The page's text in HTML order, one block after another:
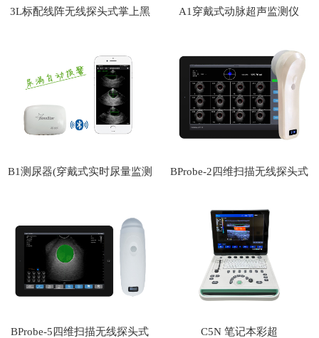
3L标配线阵无线探头式掌上黑 A1穿戴式动脉超声监测仪
B1测尿器(穿戴式实时尿量监测 BProbe-2四维扫描无线探头式
膀胱仪
BProbe-5四维扫描无线探头式 C5N 笔记本彩超